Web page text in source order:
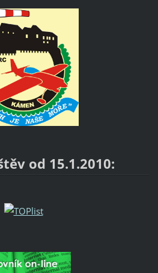
od 15.1.2010: